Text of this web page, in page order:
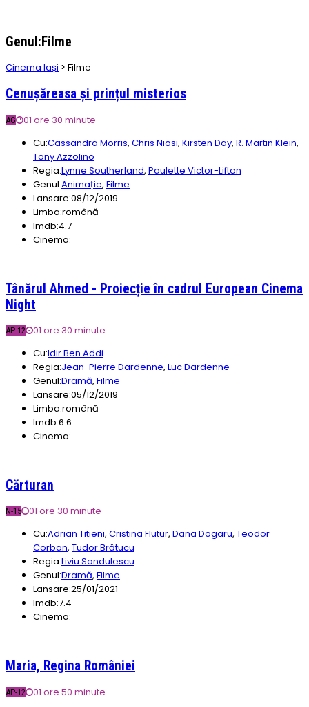
Genul:Filme
Cinema Iași > Filme
Cenușăreasa și prințul misterios
AG
01 ore 30 minute
Cu:Cassandra Morris, Chris Niosi, Kirsten Day, R. Martin Klein,
Tony Azzolino
Regia:Lynne Southerland, Paulette Victor-Lifton
Genul:Animație, Filme
Lansare:08/12/2019
Limba:română
Imdb:4.7
Cinema:
Tânărul Ahmed - Proiecție în cadrul European Cinema
Night
AP-12
01 ore 30 minute
Cu:Idir Ben Addi
Regia:Jean-Pierre Dardenne, Luc Dardenne
Genul:Dramă, Filme
Lansare:05/12/2019
Limba:română
Imdb:6.6
Cinema:
Cărturan
N-15
01 ore 30 minute
Cu:Adrian Titieni, Cristina Flutur, Dana Dogaru, Teodor
Corban, Tudor Brătucu
Regia:Liviu Sandulescu
Genul:Dramă, Filme
Lansare:25/01/2021
Imdb:7.4
Cinema:
Maria, Regina României
AP-12
01 ore 50 minute